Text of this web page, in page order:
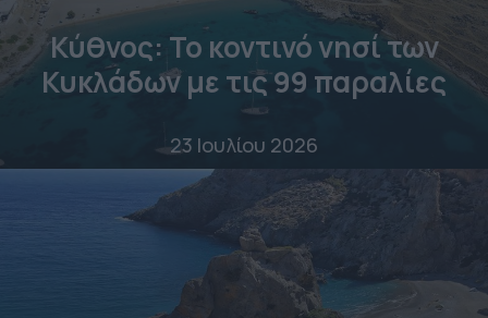
Κύθνος: Το κοντινό νησί των
Κυκλάδων με τις 99 παραλίες
23 Ιουλίου 2026